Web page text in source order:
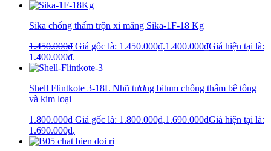
Sika chống thấm trộn xi măng Sika-1F-18 Kg
1.450.000₫ Giá gốc là: 1.450.000₫.1.400.000₫Giá hiện tại là:
1.400.000₫.
Shell Flintkote 3-18L Nhũ tương bitum chống thấm bê tông
và kim loại
1.800.000₫ Giá gốc là: 1.800.000₫.1.690.000₫Giá hiện tại là:
1.690.000₫.